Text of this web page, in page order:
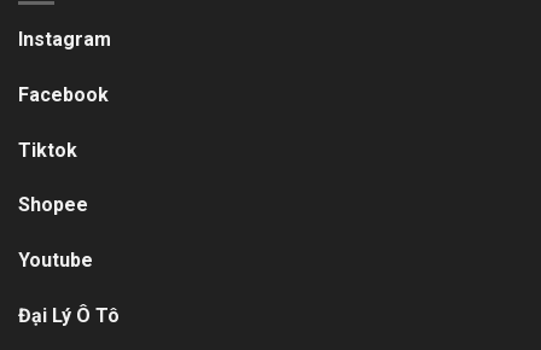
Instagram
Facebook
Tiktok
Shopee
Youtube
Đại Lý Ô Tô